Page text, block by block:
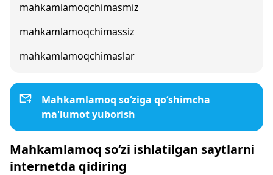
mahkamlamoqchimasmiz
mahkamlamoqchimassiz
mahkamlamoqchimaslar
Mahkamlamoq so‘ziga qo‘shimcha
ma'lumot yuborish
Mahkamlamoq so‘zi ishlatilgan saytlarni
internetda qidiring